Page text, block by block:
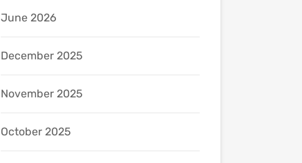
June 2026
December 2025
November 2025
October 2025